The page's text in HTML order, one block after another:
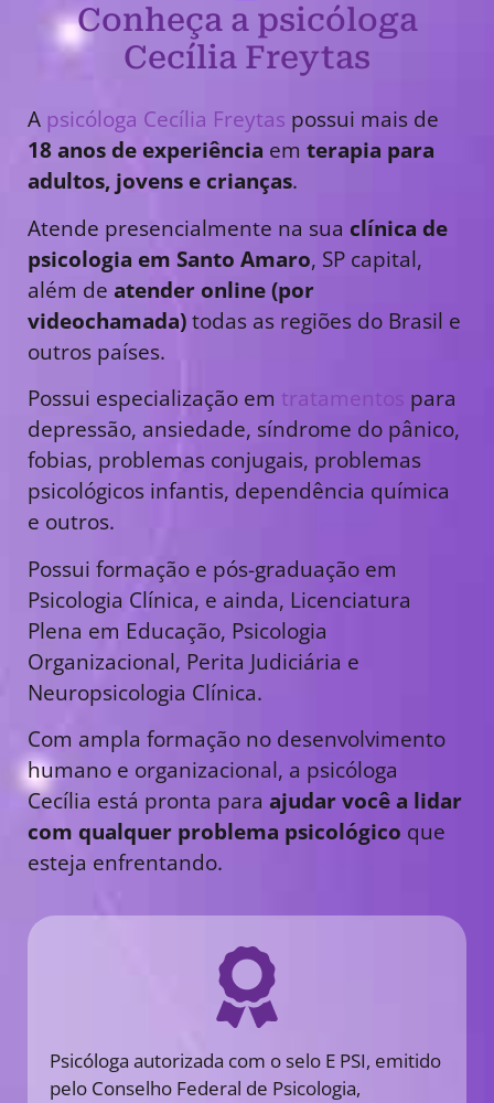
Conheça a psicóloga
Cecília Freytas
A psicóloga Cecília Freytas possui mais de
18 anos de experiência em terapia para
adultos, jovens e crianças.
Atende presencialmente na sua clínica de
psicologia em Santo Amaro, SP capital,
além de atender online (por
videochamada)todas as regiões do Brasil e
outros países.
Possui especialização em tratamentos para
depressão, ansiedade, síndrome do pânico,
fobias, problemas conjugais, problemas
psicológicos infantis, dependência química
e outros.
Possui formação e pós-graduação em
Psicologia Clínica, e ainda, Licenciatura
Plena em Educação, Psicologia
Organizacional, Perita Judiciária e
Neuropsicologia Clínica.
Com ampla formação no desenvolvimento
humano e organizacional, a psicóloga
Cecília está pronta para ajudar você a lidar
com qualquer problema psicológico que
esteja enfrentando.
Psicóloga autorizada com o selo E PSI, emitido
pelo Conselho Federal de Psicologia,